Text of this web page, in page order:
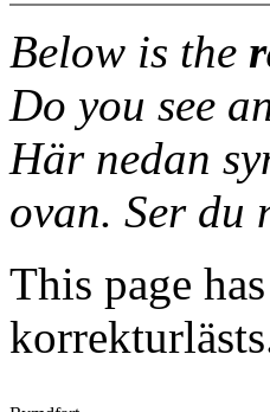
Below is the
Do you see
Här nedan
ovan. Ser du
This page has